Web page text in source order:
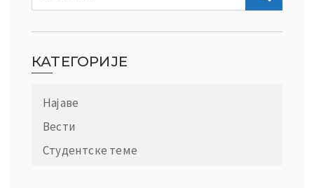
КАТЕГОРИЈЕ
Најаве
Вести
Студентске теме